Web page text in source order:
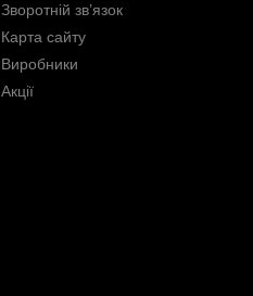
Зворотній зв’язок
Карта сайту
Виробники
Акції